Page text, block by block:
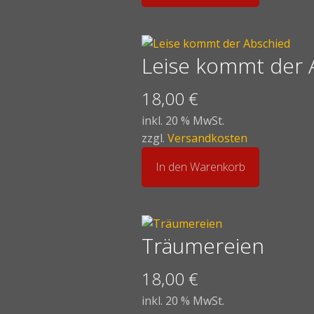
Leise kommt der
18,00 €
inkl. 20 % MwSt.
zzgl. Versandkosten
In den Warenkorb
Träumereien
18,00 €
inkl. 20 % MwSt.